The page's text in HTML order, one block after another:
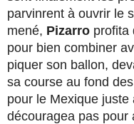
parvinrent à ouvrir le
mené, Pizarro profita
pour bien combiner
piquer son ballon,
sa course au fond
pour le Mexique
découragea pas pour